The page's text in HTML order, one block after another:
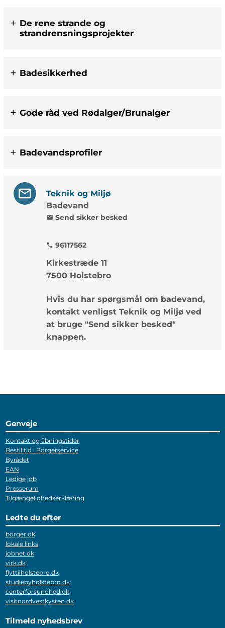
De rene strande og
strandrensningsprojekter
Badesikkerhed
Gode råd ved Rødalger/Brunalger
Badevandsprofiler
Teknik og Miljø
Badevand
mail Send sikker besked
phone 96117562
Kirkestræde 11
7500 Holstebro
Hvis du har spørgsmål om badevand,
kontakt venligst Teknik og Miljø ved
at bruge "Send sikker besked"
knappen.
Genveje
Kontakt og åbningstider
Bestil tid i Borgerservice
Byrådet
EAN
Ledige job
Presserum
Tilgængelighedserklæring
Ledte du efter
borger.dk
lokale links
jobnet.dk
virk.dk
flyttilholstebro.dk
studiebyholstebro.dk
centerforsundhed.dk
visitnordvestkysten.dk
Tilmeld nyhedsbrev